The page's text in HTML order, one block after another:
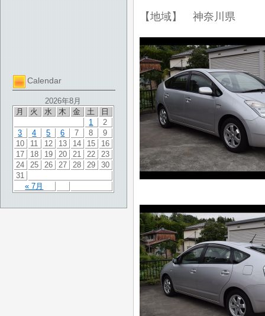
Calendar
2026年8月
月
火 水 木 金 土 日
« 7月
1
2
3
4 5 6 7 8
9
10
11 12 13 14 15
16
17
18 19 20 21 22
23
24
25 26 27 28 29
30
31
【地域】 神奈川県